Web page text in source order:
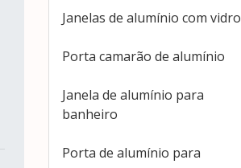
Janelas de alumínio com vidro
Porta camarão de alumínio
Janela de alumínio para
banheiro
Porta de alumínio para